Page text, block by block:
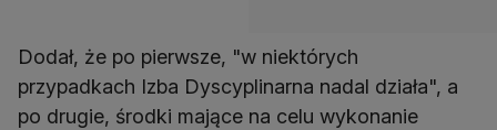
Dodał, że po pierwsze, "w niektórych
przypadkach Izba Dyscyplinarna nadal działa", a
po drugie, środki mające na celu wykonanie